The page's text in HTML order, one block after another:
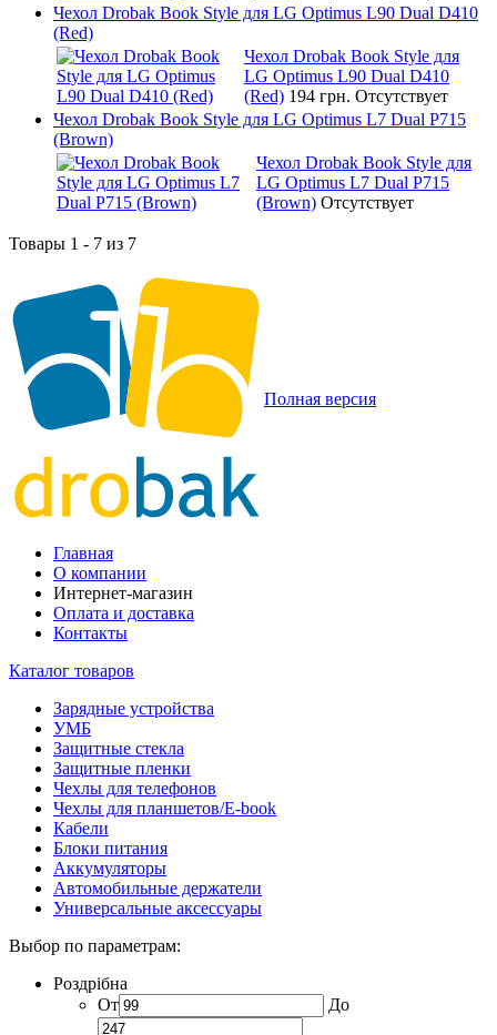
Чехол Drobak Book Style для LG Optimus L90 Dual D410
(Red)
Чехол Drobak Book Style для
LG Optimus L90 Dual D410
(Red) 194 грн. Отсутствует
Чехол Drobak Book Style для LG Optimus L7 Dual P715
(Brown)
Чехол Drobak Book Style для
LG Optimus L7 Dual P715
(Brown) Отсутствует
Товары 1 - 7 из 7
Полная версия
Главная
О компании
Интернет-магазин
Оплата и доставка
Контакты
Каталог товаров
Зарядные устройства
УМБ
Защитные стекла
Защитные пленки
Чехлы для телефонов
Чехлы для планшетов/E-book
Кабели
Блоки питания
Аккумуляторы
Автомобильные держатели
Универсальные аксессуары
Выбор по параметрам:
Роздрібна
От
До